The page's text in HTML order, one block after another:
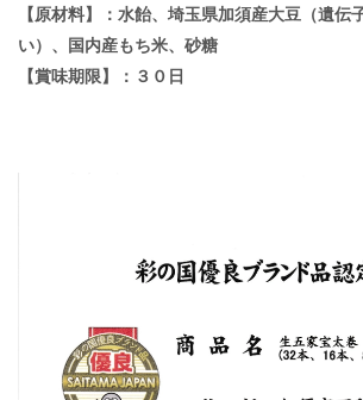
【原材料】：水飴、埼玉県加須産大豆（遺伝
い）、国内産もち米、砂糖
【賞味期限】：３０日